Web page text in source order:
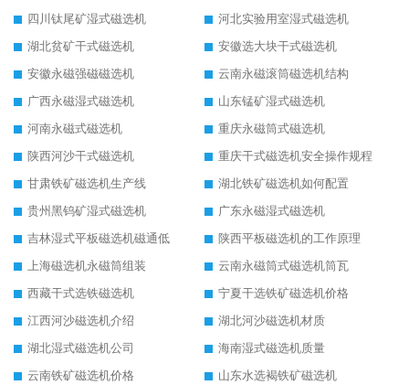
四川钛尾矿湿式磁选机
河北实验用室湿式磁选机
湖北贫矿干式磁选机
安徽选大块干式磁选机
安徽永磁强磁磁选机
云南永磁滚筒磁选机结构
广西永磁湿式磁选机
山东锰矿湿式磁选机
河南永磁式磁选机
重庆永磁筒式磁选机
陕西河沙干式磁选机
重庆干式磁选机安全操作规程
甘肃铁矿磁选机生产线
湖北铁矿磁选机如何配置
贵州黑钨矿湿式磁选机
广东永磁湿式磁选机
吉林湿式平板磁选机磁通低
陕西平板磁选机的工作原理
上海磁选机永磁筒组装
云南永磁筒式磁选机筒瓦
西藏干式选铁磁选机
宁夏干选铁矿磁选机价格
江西河沙磁选机介绍
湖北河沙磁选机材质
湖北湿式磁选机公司
海南湿式磁选机质量
云南铁矿磁选机价格
山东水选褐铁矿磁选机